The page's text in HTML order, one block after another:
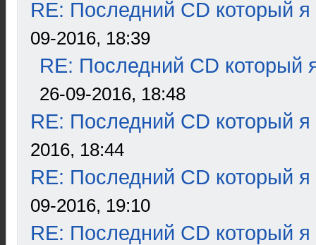
RE: Последний CD который я
09-2016, 18:39
RE: Последний CD который
26-09-2016, 18:48
RE: Последний CD который я
2016, 18:44
RE: Последний CD который я
09-2016, 19:10
RE: Последний CD который я